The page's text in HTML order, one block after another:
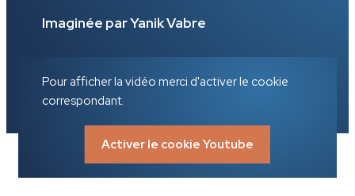
Imaginée par Yanik Vabre
Pour afficher la vidéo merci d'activer le cookie
correspondant.
Activer le cookie Youtube